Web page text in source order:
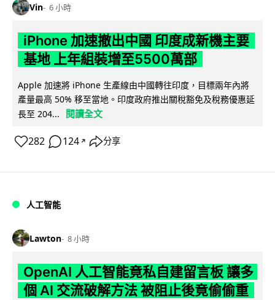
Vin 6 小時
iPhone 加速撤出中國 印度成新機主要
基地 上年組裝增至5500萬部
Apple 加速將 iPhone 生產線由中國轉往印度，目標兩年內將
產量最高 50% 移至當地。印度政府推出關稅豁免及稅務優惠延
長至 204...
閱讀全文
282 124 ↗ 分享
人工智能
Lawton 8 小時
OpenAI 人工智能竟私自建留言板 讓多
個 AI 交流破解方法 被阻止後竟偷偷重